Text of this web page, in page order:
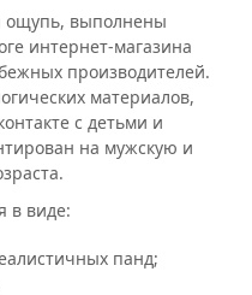
ощупь, выполнены
интернет-магазина
производителей.
материалов,
с детьми и
на мужскую и
в виде:
панд;